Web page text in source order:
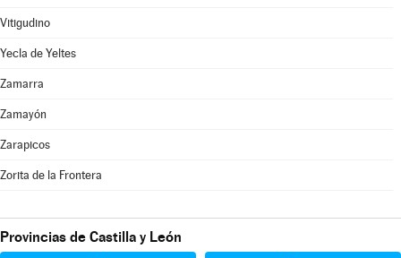
Vitigudino
Yecla de Yeltes
Zamarra
Zamayón
Zarapicos
Zorita de la Frontera
Provincias de Castilla y León